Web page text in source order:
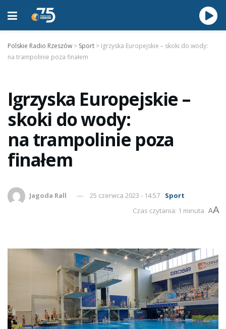
Polskie Radio Rzeszów > Sport > Igrzyska Europejskie – skoki do wody:
na trampolinie poza finałem
Igrzyska Europejskie –
skoki do wody:
na trampolinie poza
finałem
Jagoda Rall 25 czerwca 2023 - 14:57
Sport
Czas czytania: 1 minuta AA